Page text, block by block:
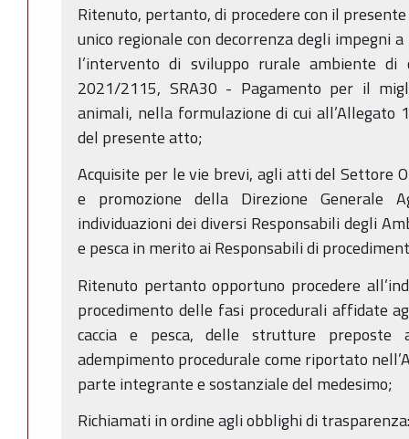
Ritenuto, pertanto, di procedere con il
unico regionale con decorrenza degli impegni
l’intervento di sviluppo rurale ambiente di
2021/2115, SRA30 - Pagamento per il
animali, nella formulazione di cui
del presente atto;
Acquisite per le vie brevi, agli atti del Settore
e promozione della Direzione Generale
individuazioni dei diversi Responsabili degli
e pesca in merito ai Responsabili di
Ritenuto pertanto opportuno procedere
procedimento delle fasi procedurali affidate
caccia e pesca, delle strutture
adempimento procedurale come riportato
parte integrante e sostanziale del medesimo;
Richiamati in ordine agli obblighi di trasparenza: